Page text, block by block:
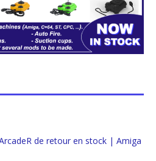
de retour en stock | Amiga